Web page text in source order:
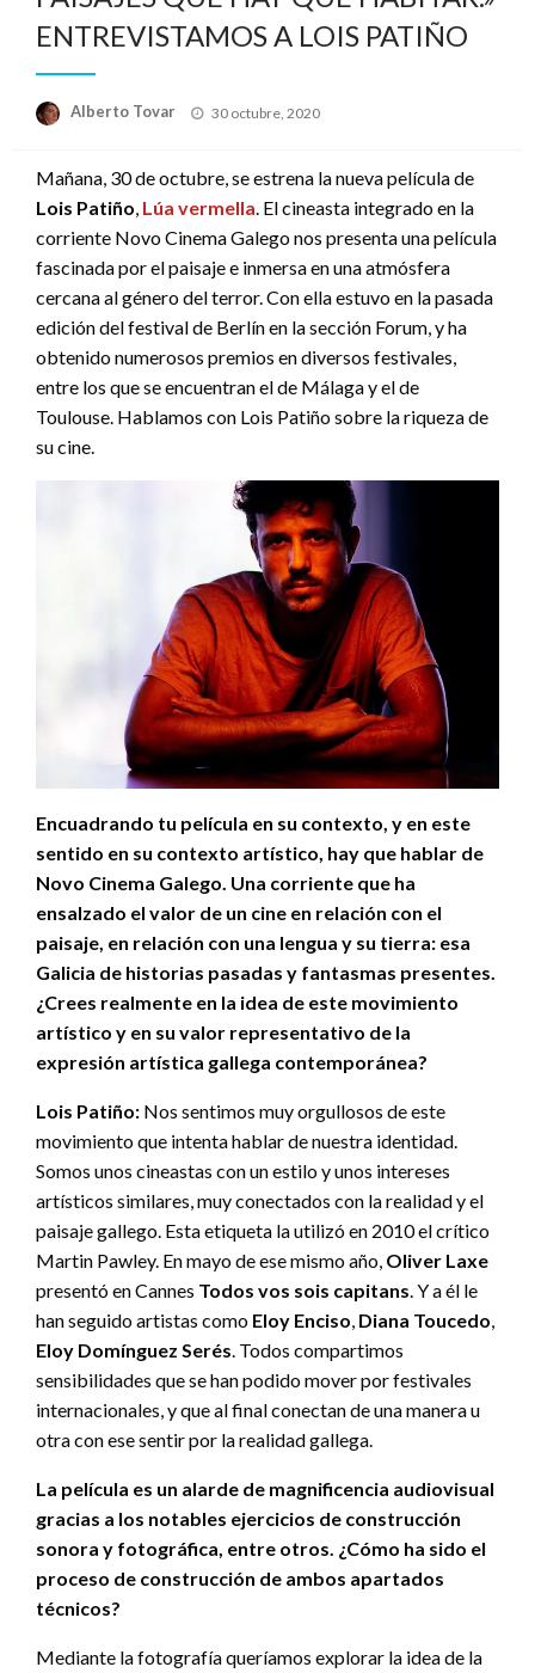
ENTREVISTAMOS A LOIS PATIÑO
Alberto Tovar
Publicado
30 octubre, 2020
Mañana, 30 de octubre, se estrena la nueva película de
Lois Patiño, Lúa vermella. El cineasta integrado en la
corriente Novo Cinema Galego nos presenta una película
fascinada por el paisaje e inmersa en una atmósfera
cercana al género del terror. Con ella estuvo en la pasada
edición del festival de Berlín en la sección Forum, y ha
obtenido numerosos premios en diversos festivales,
entre los que se encuentran el de Málaga y el de
Toulouse. Hablamos con Lois Patiño sobre la riqueza de
su cine.
Encuadrando tu película en su contexto, y en este
sentido en su contexto artístico, hay que hablar de
Novo Cinema Galego. Una corriente que ha
ensalzado el valor de un cine en relación con el
paisaje, en relación con una lengua y su tierra: esa
Galicia de historias pasadas y fantasmas presentes.
¿Crees realmente en la idea de este movimiento
artístico y en su valor representativo de la
expresión artística gallega contemporánea?
Lois Patiño: Nos sentimos muy orgullosos de este
movimiento que intenta hablar de nuestra identidad.
Somos unos cineastas con un estilo y unos intereses
artísticos similares, muy conectados con la realidad y el
paisaje gallego. Esta etiqueta la utilizó en 2010 el crítico
Martin Pawley. En mayo de ese mismo año, Oliver Laxe
presentó en Cannes Todos vos sois capitans . Y a él le
han seguido artistas como Eloy Enciso Diana Toucedo
Eloy Domínguez Serés . Todos compartimos
sensibilidades que se han podido mover por festivales
internacionales, y que al final conectan de una manera u
otra con ese sentir por la realidad gallega.
La película es un alarde de magnificencia audiovisual
gracias a los notables ejercicios de construcción
sonora y fotográfica, entre otros. ¿Cómo ha sido el
proceso de construcción de ambos apartados
técnicos?
Mediante la fotografía queríamos explorar la idea de la